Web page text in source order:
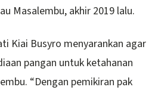
Masalembu, akhir 2019 lalu.
Kiai Busyro menyarankan agar
pangan untuk ketahanan
“Dengan pemikiran pak